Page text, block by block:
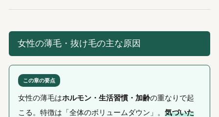
女性の薄毛・抜け毛の主な原因
この章の要点
女性の薄毛はホルモン・生活習慣・加齢の重なりで起
こる。特徴は「全体のボリュームダウン」。 気づいた